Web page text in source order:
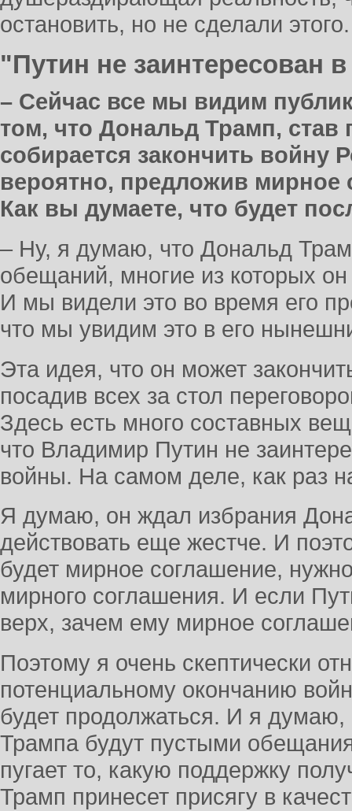
остановить, но не сделали этого.
"Путин не заинтересован
– Сейчас все мы видим
том, что Дональд Трамп,
собирается закончить войну
вероятно, предложив мирное
Как вы думаете, что будет
– Ну, я думаю, что Дональд
обещаний, многие из которых
И мы видели это во время его
что мы увидим это в его
Эта идея, что он может
посадив всех за стол
Здесь есть много составных
что Владимир Путин не
войны. На самом деле, как раз
Я думаю, он ждал избрания
действовать еще жестче. И
будет мирное соглашение,
мирного соглашения. И если
верх, зачем ему мирное
Поэтому я очень скептически
потенциальному окончанию
будет продолжаться. И я
Трампа будут пустыми
пугает то, какую поддержку
Трамп принесет присягу в